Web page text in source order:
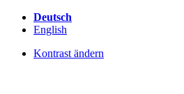
Deutsch
English
Kontrast ändern